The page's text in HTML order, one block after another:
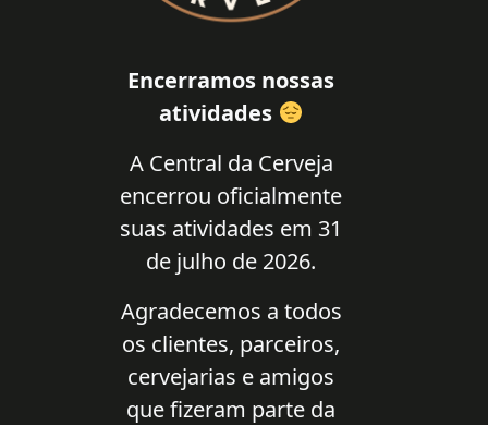
Encerramos nossas
atividades
A Central da Cerveja
encerrou oficialmente
suas atividades em 31
de julho de 2026.
Agradecemos a todos
os clientes, parceiros,
cervejarias e amigos
que fizeram parte da